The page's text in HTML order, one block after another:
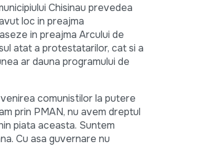
Chisinau prevedea
loc in preajma
in preajma Arcului de
atat a protestatarilor, cat si a
ar dauna programului de
comunistilor la putere
prin PMAN, nu avem dreptul
piata aceasta. Suntem
Cu asa guvernare nu